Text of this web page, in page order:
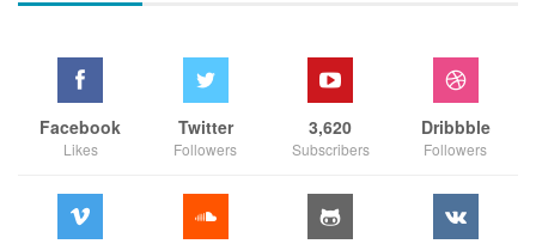
Facebook
Likes
Twitter
Followers
3,620
Subscribers
Dribbble
Followers